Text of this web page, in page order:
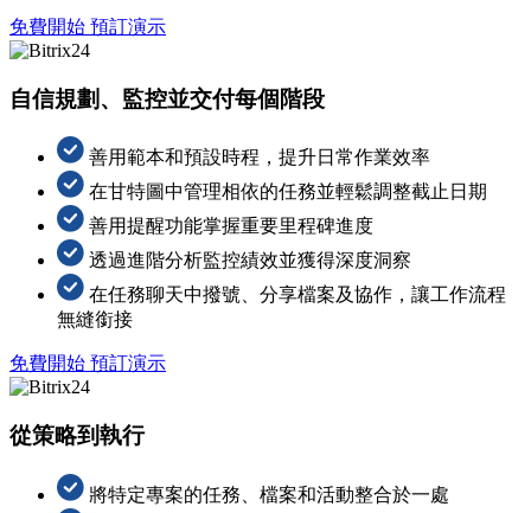
免費開始 預訂演示
自信規劃、監控並交付每個階段
善用範本和預設時程，提升日常作業效率
在甘特圖中管理相依的任務並輕鬆調整截止日期
善用提醒功能掌握重要里程碑進度
透過進階分析監控績效並獲得深度洞察
在任務聊天中撥號、分享檔案及協作，讓工作流程
無縫銜接
免費開始 預訂演示
從策略到執行
將特定專案的任務、檔案和活動整合於一處